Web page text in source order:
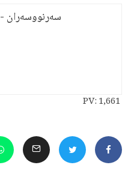
سەرنووسەران - Editorial board
PV:1,661